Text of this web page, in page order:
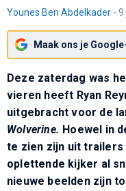
Younes Ben Abdelkader - 9
Maak ons je
Deze zaterdag was
vieren heeft Ryan
uitgebracht voor de
Wolverine. Hoewel in
te zien zijn uit trailers
oplettende kijker al
nieuwe beelden zijn